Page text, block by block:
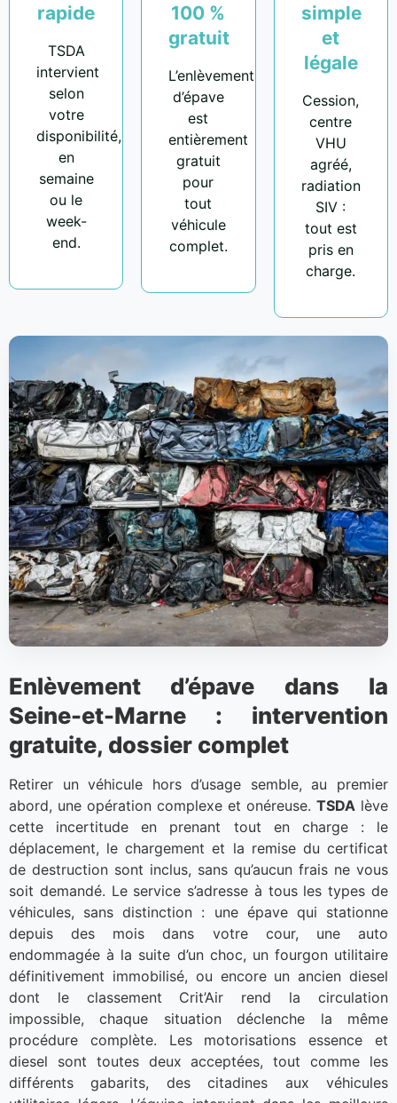
rapide
TSDA
intervient
selon
votre
disponibilité,
en
semaine
ou le
week-
end.
100 %
gratuit
L’enlèvement
d’épave
est
entièrement
gratuit
pour
tout
véhicule
complet.
simple
et
légale
Cession,
centre
VHU
agréé,
radiation
SIV :
tout est
pris en
charge.
Enlèvement d’épave dans la
Seine-et-Marne : intervention
gratuite, dossier complet
Retirer un véhicule hors d’usage semble, au premier
abord, une opération complexe et onéreuse. TSDA lève
cette incertitude en prenant tout en charge : le
déplacement, le chargement et la remise du certificat
de destruction sont inclus, sans qu’aucun frais ne vous
soit demandé. Le service s’adresse à tous les types de
véhicules, sans distinction : une épave qui stationne
depuis des mois dans votre cour, une auto
endommagée à la suite d’un choc, un fourgon utilitaire
définitivement immobilisé, ou encore un ancien diesel
dont le classement Crit’Air rend la circulation
impossible, chaque situation déclenche la même
procédure complète. Les motorisations essence et
diesel sont toutes deux acceptées, tout comme les
différents gabarits, des citadines aux véhicules